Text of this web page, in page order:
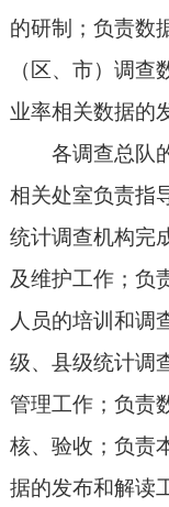
的研制；负责数
（区、市）调
业率相关数据的
各调查总队
相关处室负责指
统计调查机构完
及维护工作；负
人员的培训和调
级、县级统计调
管理工作；负责
核、验收；负责
据的发布和解读